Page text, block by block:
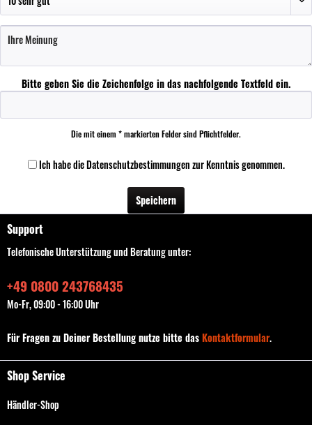
Bitte geben Sie die Zeichenfolge in das nachfolgende Textfeld ein.
Die mit einem * markierten Felder sind Pflichtfelder.
Ich habe dieDatenschutzbestimmungenzur Kenntnis genommen.
Speichern
Support
Telefonische Unterstützung und Beratung unter:
+49 0800 243768435
Mo-Fr, 09:00 - 16:00 Uhr
Für Fragen zu Deiner Bestellung nutze bitte dasKontaktformular.
Shop Service
Händler-Shop